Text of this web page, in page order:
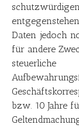
Daten jedoch
für andere
steuerliche
bzw. 10 Jahre